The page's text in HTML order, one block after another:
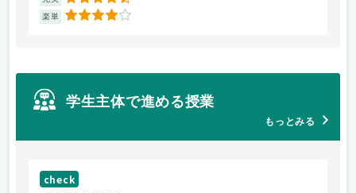
楽単 4
学生主体で進める授業
もっとみる
check